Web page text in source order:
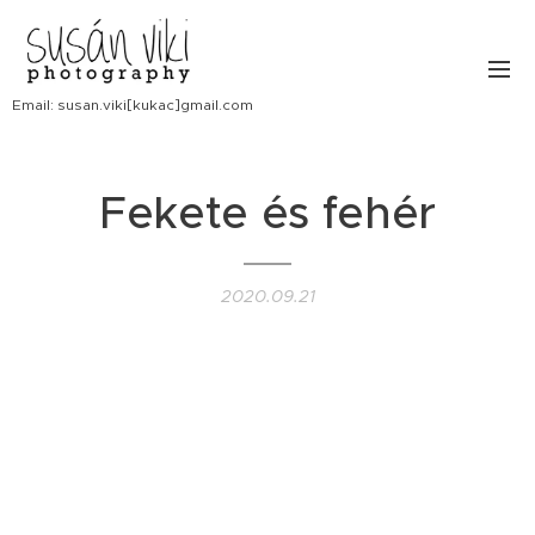
Email: susan.viki[kukac]gmail.com
Fekete és fehér
2020.09.21